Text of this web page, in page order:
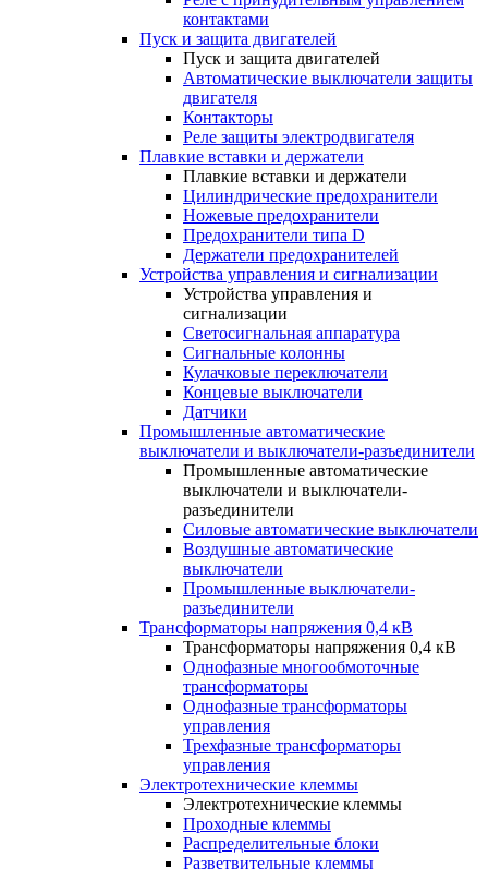
контактами
Пуск и защита двигателей
Пуск и защита двигателей
Автоматические выключатели защиты
двигателя
Контакторы
Реле защиты электродвигателя
Плавкие вставки и держатели
Плавкие вставки и держатели
Цилиндрические предохранители
Ножевые предохранители
Предохранители типа D
Держатели предохранителей
Устройства управления и сигнализации
Устройства управления и
сигнализации
Светосигнальная аппаратура
Сигнальные колонны
Кулачковые переключатели
Концевые выключатели
Датчики
Промышленные автоматические
выключатели и выключатели-разъединители
Промышленные автоматические
выключатели и выключатели-
разъединители
Силовые автоматические выключатели
Воздушные автоматические
выключатели
Промышленные выключатели-
разъединители
Трансформаторы напряжения 0,4 кВ
Трансформаторы напряжения 0,4 кВ
Однофазные многообмоточные
трансформаторы
Однофазные трансформаторы
управления
Трехфазные трансформаторы
управления
Электротехнические клеммы
Электротехнические клеммы
Проходные клеммы
Распределительные блоки
Разветвительные клеммы